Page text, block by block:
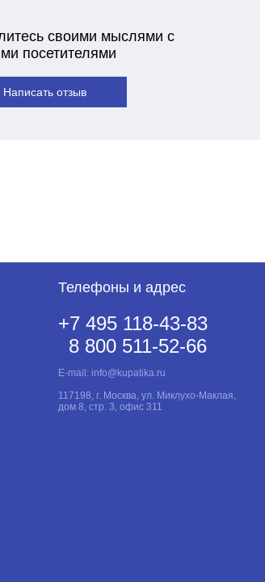
своими мыслями с
посетителями
Написать отзыв
Телефоны и адрес
+7 495 118-43-83
8 800 511-52-66
E-mail: info@kupatika.ru
117198, г. Москва, ул. Миклухо-Маклая,
дом 8, стр. 3, офис 311